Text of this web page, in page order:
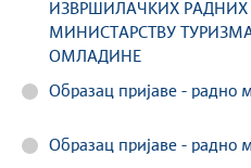
ИЗВРШИЛАЧКИХ РАДНИХ
МИНИСТАРСТВУ
ОМЛАДИНЕ
Образац пријаве - радно
Образац пријаве - радно